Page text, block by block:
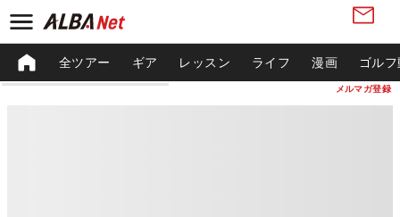
メルマガ登録
全ツアー ギア レッスン ライフ 漫画 ゴル